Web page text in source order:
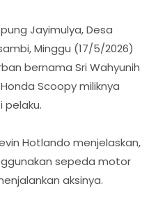
Jayimulya, Desa
Minggu (17/5/2026)
bernama Sri Wahyunih
Scoopy miliknya
pelaku.
Hotlando menjelaskan,
sepeda motor
aksinya.